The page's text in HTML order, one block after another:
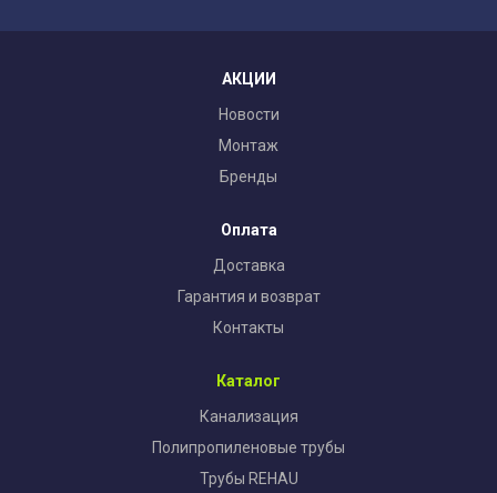
АКЦИИ
Новости
Монтаж
Бренды
Оплата
Доставка
Гарантия и возврат
Контакты
Каталог
Канализация
Полипропиленовые трубы
Трубы REHAU